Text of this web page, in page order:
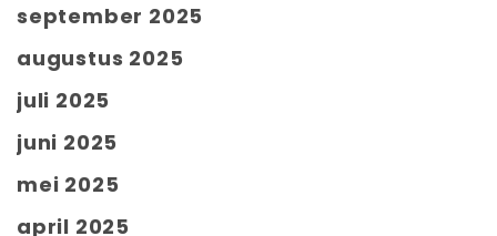
september 2025
augustus 2025
juli 2025
juni 2025
mei 2025
april 2025